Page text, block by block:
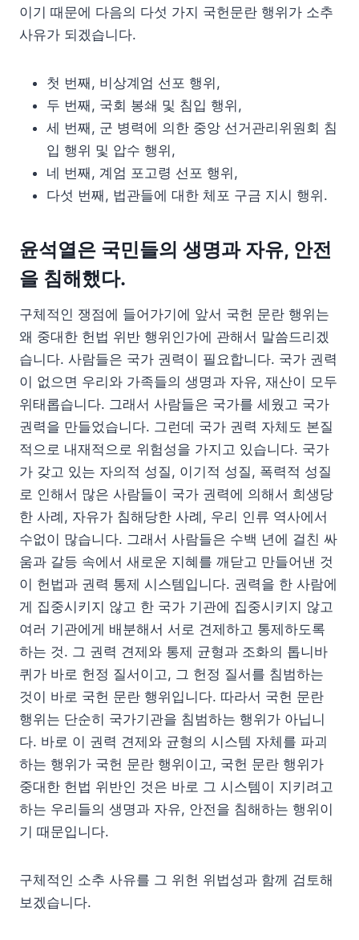
이기 때문에 다음의 다섯 가지 국헌문란 행위가 소추
사유가 되겠습니다.
첫 번째, 비상계엄 선포 행위,
두 번째, 국회 봉쇄 및 침입 행위,
세 번째, 군 병력에 의한 중앙 선거관리위원회 침
입 행위 및 압수 행위,
네 번째, 계엄 포고령 선포 행위,
다섯 번째, 법관들에 대한 체포 구금 지시 행위.
윤석열은 국민들의 생명과 자유, 안전
을 침해했다.
구체적인 쟁점에 들어가기에 앞서 국헌 문란 행위는
왜 중대한 헌법 위반 행위인가에 관해서 말씀드리겠
습니다. 사람들은 국가 권력이 필요합니다. 국가 권력
이 없으면 우리와 가족들의 생명과 자유, 재산이 모두
위태롭습니다. 그래서 사람들은 국가를 세웠고 국가
권력을 만들었습니다. 그런데 국가 권력 자체도 본질
적으로 내재적으로 위험성을 가지고 있습니다. 국가
가 갖고 있는 자의적 성질, 이기적 성질, 폭력적 성질
로 인해서 많은 사람들이 국가 권력에 의해서 희생당
한 사례, 자유가 침해당한 사례, 우리 인류 역사에서
수없이 많습니다. 그래서 사람들은 수백 년에 걸친 싸
움과 갈등 속에서 새로운 지혜를 깨닫고 만들어낸 것
이 헌법과 권력 통제 시스템입니다. 권력을 한 사람에
게 집중시키지 않고 한 국가 기관에 집중시키지 않고
여러 기관에게 배분해서 서로 견제하고 통제하도록
하는 것. 그 권력 견제와 통제 균형과 조화의 톱니바
퀴가 바로 헌정 질서이고, 그 헌정 질서를 침범하는
것이 바로 국헌 문란 행위입니다. 따라서 국헌 문란
행위는 단순히 국가기관을 침범하는 행위가 아닙니
다. 바로 이 권력 견제와 균형의 시스템 자체를 파괴
하는 행위가 국헌 문란 행위이고, 국헌 문란 행위가
중대한 헌법 위반인 것은 바로 그 시스템이 지키려고
하는 우리들의 생명과 자유, 안전을 침해하는 행위이
기 때문입니다.
구체적인 소추 사유를 그 위헌 위법성과 함께 검토해
보겠습니다.